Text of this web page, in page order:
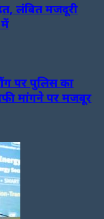
लंबित मजदूरी
में
पर पुलिस का
मांगने पर मजबूर